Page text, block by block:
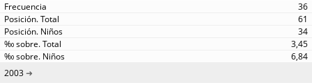
36
61
34
3,45
6,84
2003